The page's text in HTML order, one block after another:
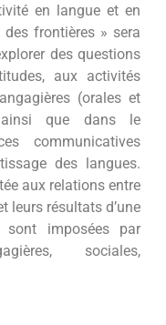
en langue et en
frontières » sera
des questions
aux activités
(orales et
que dans le
communicatives
des langues.
aux relations entre
leurs résultats d’une
imposées par
sociales,